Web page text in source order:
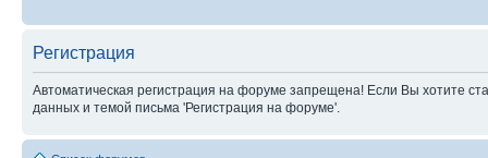
Регистрация
Автоматическая регистрация на форуме запрещена! Если Вы хотите
данных и темой письма 'Регистрация на форуме'.